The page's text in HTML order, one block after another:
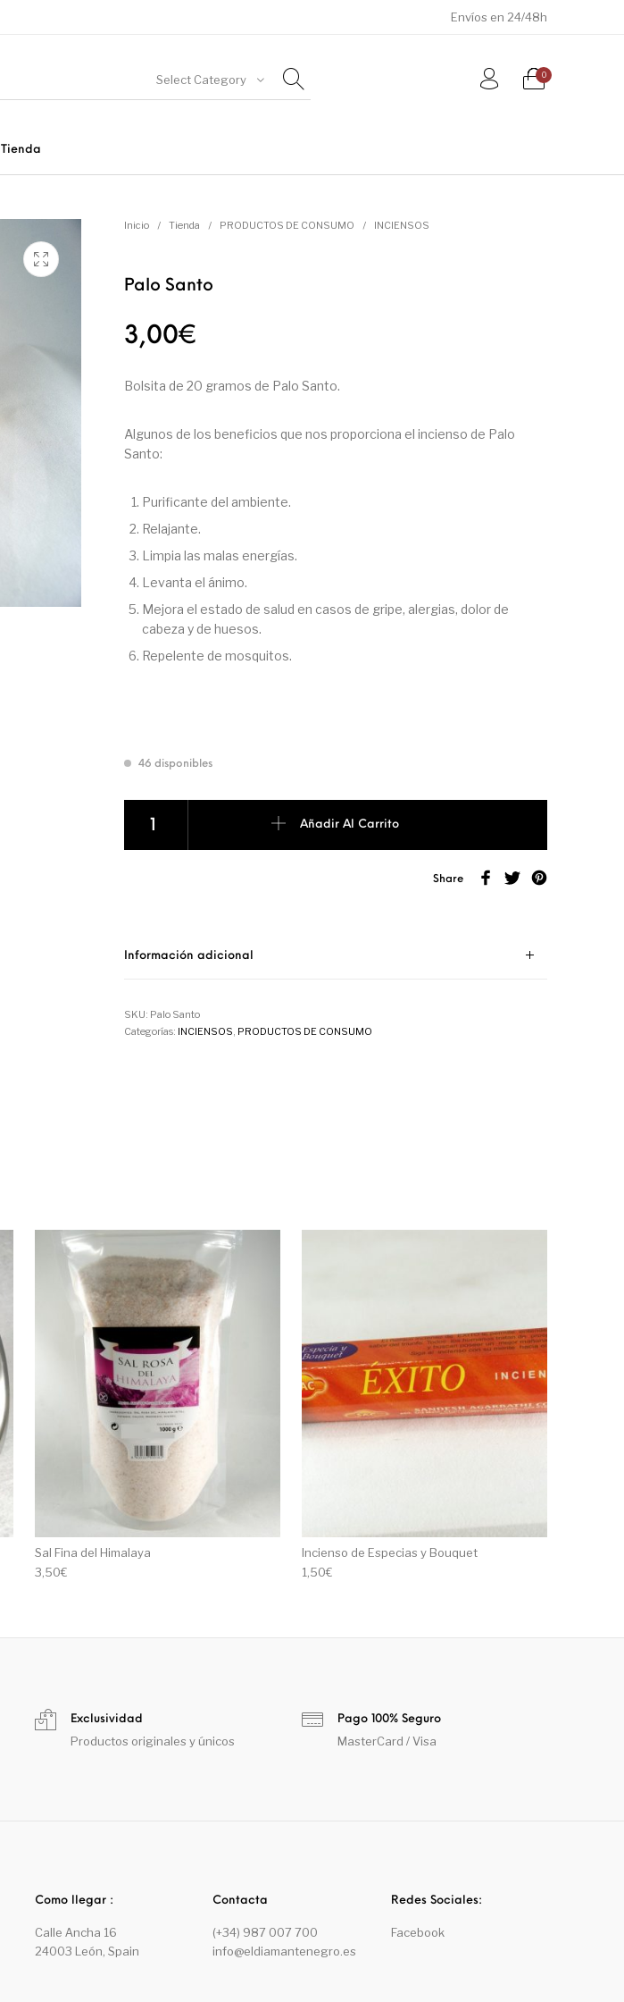
Envíos en 24/48h
Select Category 0
Tienda
CONSUMO
Inicio / Tienda / PRODUCTOS DE CONSUMO / INCIENSOS
Palo Santo
3,00€
Bolsita de 20 gramos de Palo Santo.
Algunos de los beneficios que nos proporciona el incienso de Palo
Santo:
Purificante del ambiente.
Relajante.
Limpia las malas energías.
Levanta el ánimo.
Mejora el estado de salud en casos de gripe, alergias, dolor de
cabeza y de huesos.
Repelente de mosquitos.
46 disponibles
Añadir Al Carrito
Share
Información adicional
SKU: Palo Santo
Categorías: INCIENSOS PRODUCTOS DE CONSUMO
Sal Fina del Himalaya
3,50€
Incienso de Especias y Bouquet
1,50€
Exclusividad
Productos originales y únicos
Pago 100% Seguro
MasterCard / Visa
Como llegar :
Calle Ancha 16
24003 León, Spain
Contacta
(+34) 987 007 700
info@eldiamantenegro.es
Redes Sociales:
Facebook